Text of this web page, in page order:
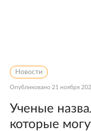
Новости
Опубликовано 21 ноября
Ученые
которые